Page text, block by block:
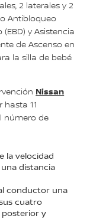
2 laterales y 2
Antibloqueo
y Asistencia
de Ascenso en
la silla de bebé
Nissan
hasta 11
número de
la velocidad
distancia
conductor una
cuatro
posterior y